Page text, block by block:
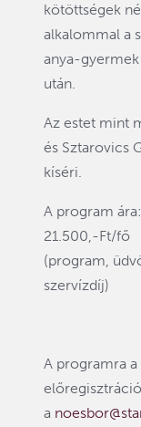
kötöttségek
alkalommal a
anya-
után.
Az estet mint
és Sztarovics
kíséri.
A program ára:
21.500,-Ft/fő
(program,
szervízdíj)
A programra
a